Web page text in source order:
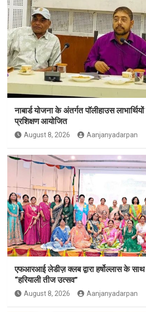
नाबार्ड योजना के अंतर्गत पॉलीहाउस
प्रशिक्षण आयोजित
August 8, 2026 Aanjanyadarpan
एफआरआई लेडीज़ क्लब द्वारा हर्षोल्लास के साथ
“हरियाली तीज उत्सव”
August 8, 2026 Aanjanyadarpan